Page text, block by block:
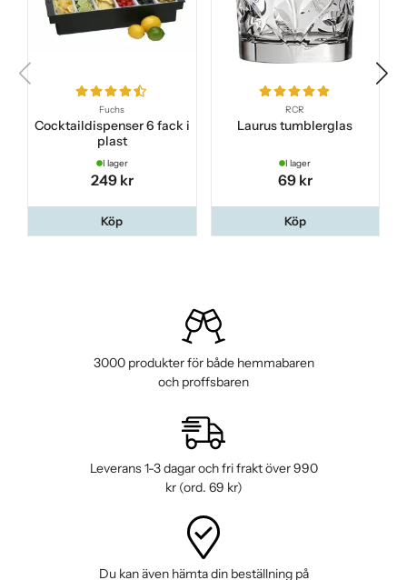
Fuchs
Cocktaildispenser 6 fack i
plast
I lager
249 kr
Köp
RCR
Laurus tumblerglas
I lager
69 kr
Köp
3000 produkter för både hemmabaren
och proffsbaren
Leverans 1-3 dagar och fri frakt över 990
kr (ord. 69 kr)
Du kan även hämta din beställning på